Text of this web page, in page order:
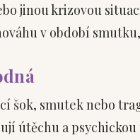
jinou krizovou
v období
šok, smutek nebo
útěchu a